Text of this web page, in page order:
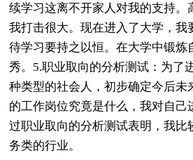
续学习这离不开家人对我的支持。
我打击很大。现在进入了大学，我
待学习要持之以恒。在大学中锻炼
秀。5.职业取向的分析测试：为了
种类型的社会人，初步确定今后未
的工作岗位究竟是什么，我对自己
过职业取向的分析测试表明，我比
务类的行业。